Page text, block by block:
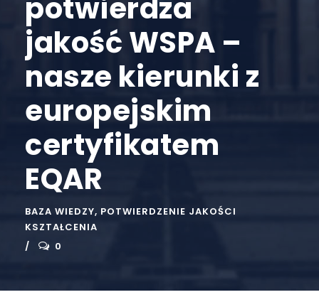
potwierdza
jakość WSPA –
nasze kierunki z
europejskim
certyfikatem
EQAR
BAZA WIEDZY, POTWIERDZENIE JAKOŚCI
KSZTAŁCENIA
0